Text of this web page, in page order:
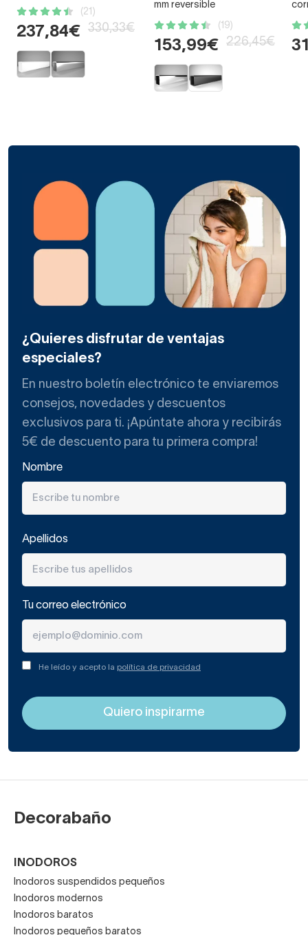
(21)
237,84€ 330,33€
mm reversible
(19)
153,99€ 226,45€
¿Quieres disfrutar de ventajas
especiales?
En nuestro boletín electrónico te enviaremos
consejos, novedades y descuentos
exclusivos para ti. ¡Apúntate ahora y recibirás
5€ de descuento para tu primera compra!
Nombre
Apellidos
Tu correo electrónico
He leído y acepto la política de privacidad
Decorabaño
INODOROS
Inodoros suspendidos pequeños
Inodoros modernos
Inodoros baratos
Inodoros pequeños baratos